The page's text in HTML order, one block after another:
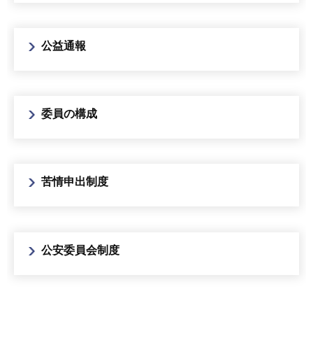
公益通報
委員の構成
苦情申出制度
公安委員会制度